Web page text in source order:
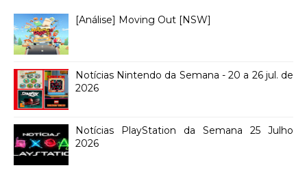
[Análise] Moving Out [NSW]
Notícias Nintendo da Semana - 20 a 26 jul. de
2026
Notícias PlayStation da Semana 25 Julho
2026